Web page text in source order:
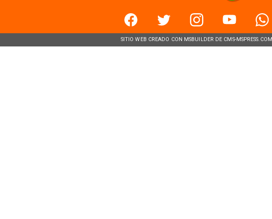
SITIO WEB CREADO CON MSBUILDER DE CMS-MSPRESS.COM